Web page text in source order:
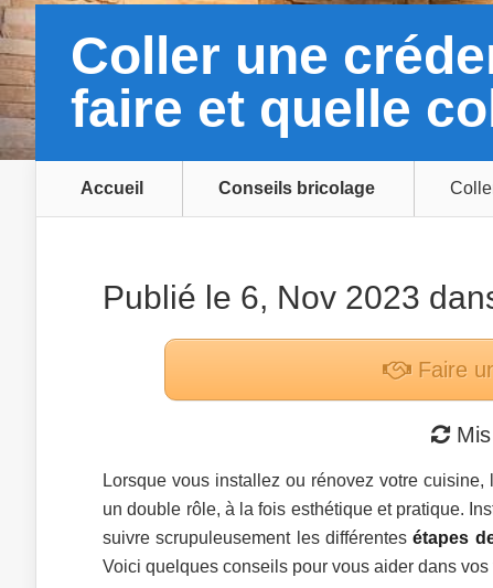
Coller une
faire et quelle
Accueil Conseils bricolage
Publié le 6, Nov 2023
Faire
Mis
Lorsque vous installez ou rénovez votre cuisine,
un double rôle, à la fois esthétique et pratique.
suivre scrupuleusement les différentesétapes
Voici quelques conseils pour vous aider dans vos